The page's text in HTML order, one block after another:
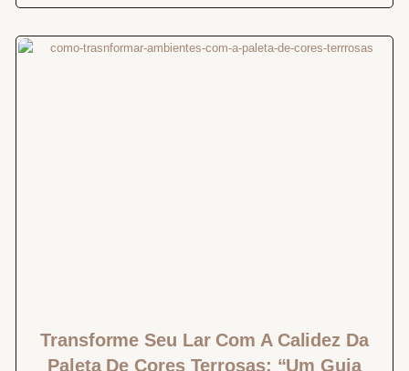
Transforme Seu Lar Com A Calidez Da
Paleta De Cores Terrosas: “Um Guia